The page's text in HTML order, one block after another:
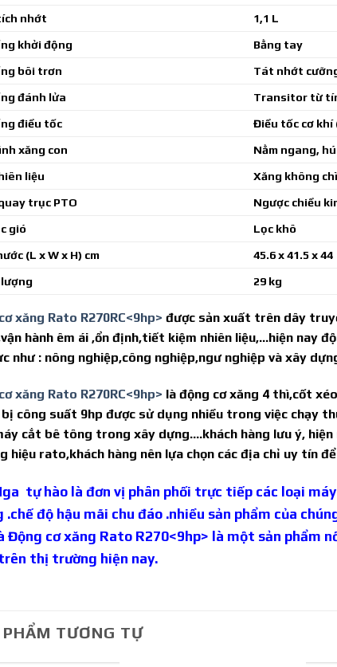
nhớt 1,1 L
khởi động Bằng tay
bôi trơn Tát nhớt
đánh lửa Transitor từ
điều tốc Điều tốc cơ khí
xăng con Nằm ngang,
liệu Xăng không chì
trục PTO Ngược chiều
gió Lọc khô
(L x W x H) cm 45.6 x 41.5 x 44
29 kg
xăng Rato R270RC<9hp> được sản xuất trên dây
hành êm ái ,ổn định,tiết kiệm nhiên liệu,…hiện nay
như : nông nghiệp,công nghiệp,ngư nghiệp và xây
xăng Rato R270RC<9hp> là động cơ xăng 4 thì,cốt
công suất 9hp được sử dụng nhiều trong việc chạy
cắt bê tông trong xây dựng….khách hàng lưu ý,
hiệu rato,khách hàng nên lựa chọn các địa chỉ uy tín
tự hào là đơn vị phân phối trực tiếp các loại
.chế độ hậu mãi chu đáo .nhiều sản phẩm của
Động cơ xăng Rato R270<9hp> là một sản phẩm
thị trường hiện nay.
TƯƠNG TỰ